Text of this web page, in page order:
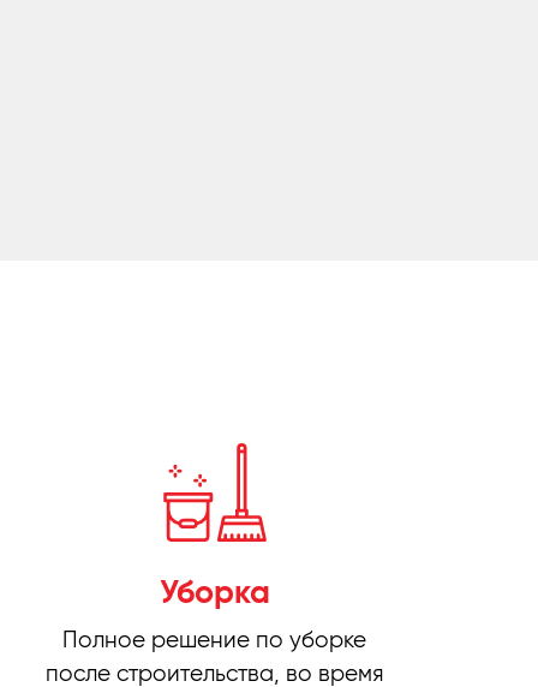
Уборка
Полное решение по уборке
после строительства, во время